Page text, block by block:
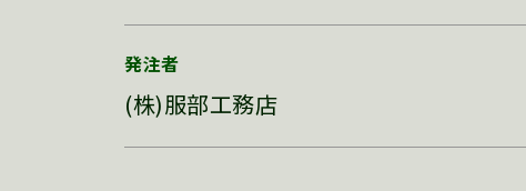
発注者
(株)服部工務店